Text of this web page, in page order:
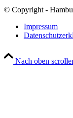
© Copyright -
Impressum
Nach oben